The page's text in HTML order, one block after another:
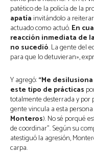
patético de la policía de la
apatíainvitándolo a
actuado como actuó.En
reacción inmediata de
no sucedió. La gente del
para que lo detuvieran»,
Y agregó:“Me
este tipo de prácticas
totalmente desterrada y por
gente vincula a esta
Monteros). No sé porqué
de coordinar”. Según su
atestiguó la agresión,
carpa.